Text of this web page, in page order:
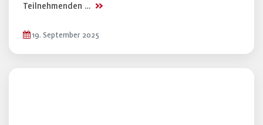
Teilnehmenden … >>
19. September 2025